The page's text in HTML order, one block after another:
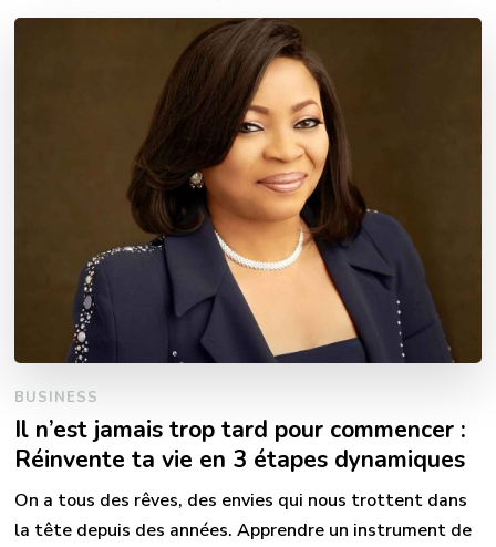
BUSINESS
Il n’est jamais trop tard pour commencer :
Réinvente ta vie en 3 étapes dynamiques
On a tous des rêves, des envies qui nous trottent dans
la tête depuis des années. Apprendre un instrument de